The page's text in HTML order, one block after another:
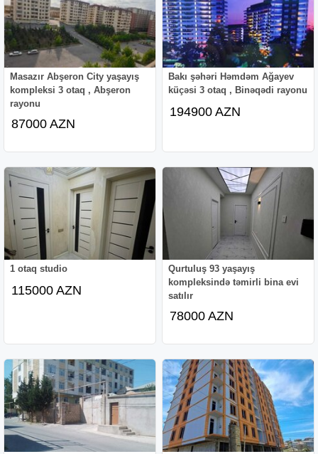
Masazır Abşeron City yaşayış
kompleksi 3 otaq , Abşeron
rayonu
87000 AZN
Bakı şəhəri Həmdəm Ağayev
küçəsi 3 otaq , Binəqədi rayonu
194900 AZN
1 otaq studio
115000 AZN
Qurtuluş 93 yaşayış
kompleksində təmirli bina evi
satılır
78000 AZN